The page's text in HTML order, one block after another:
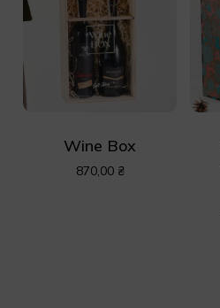
Wine Box
870,00 ₴